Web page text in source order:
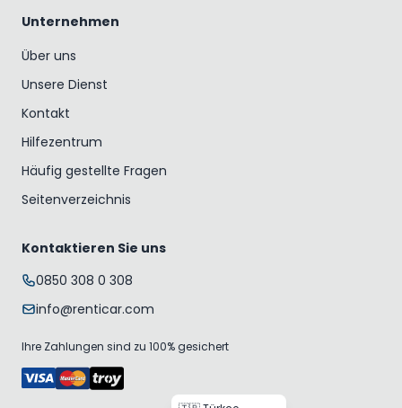
Unternehmen
Über uns
Unsere Dienst
Kontakt
Hilfezentrum
Häufig gestellte Fragen
Seitenverzeichnis
Kontaktieren Sie uns
0850 308 0 308
info@renticar.com
Ihre Zahlungen sind zu 100% gesichert